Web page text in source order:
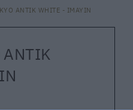
ANTIK WHITE - IMAYIN
ANTIK